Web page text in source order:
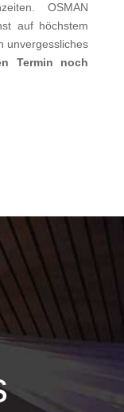
OSMAN
auf höchstem
unvergessliches
Termin noch